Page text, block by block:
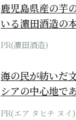
鹿児島県産の芋
いる濵田酒造の
PR(濵田酒造)
海の民が紡いだ
シアの中心地で
らみえてくる...
PR(エア タヒチ ヌイ)